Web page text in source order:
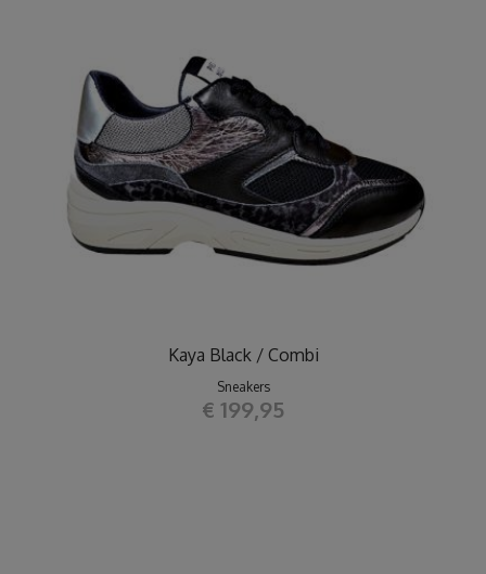
Kaya Black / Combi
Sneakers
€ 199,95